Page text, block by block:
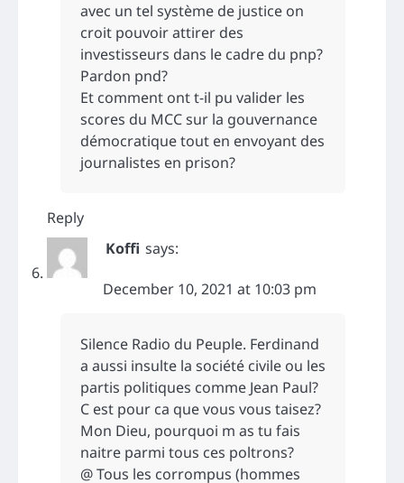
avec un tel système de justice on
croit pouvoir attirer des
investisseurs dans le cadre du pnp?
Pardon pnd?
Et comment ont t-il pu valider les
scores du MCC sur la gouvernance
démocratique tout en envoyant des
journalistes en prison?
Reply
Koffi says:
December 10, 2021 at 10:03 pm
Silence Radio du Peuple. Ferdinand
a aussi insulte la société civile ou les
partis politiques comme Jean Paul?
C est pour ca que vous vous taisez?
Mon Dieu, pourquoi m as tu fais
naitre parmi tous ces poltrons?
@ Tous les corrompus (hommes